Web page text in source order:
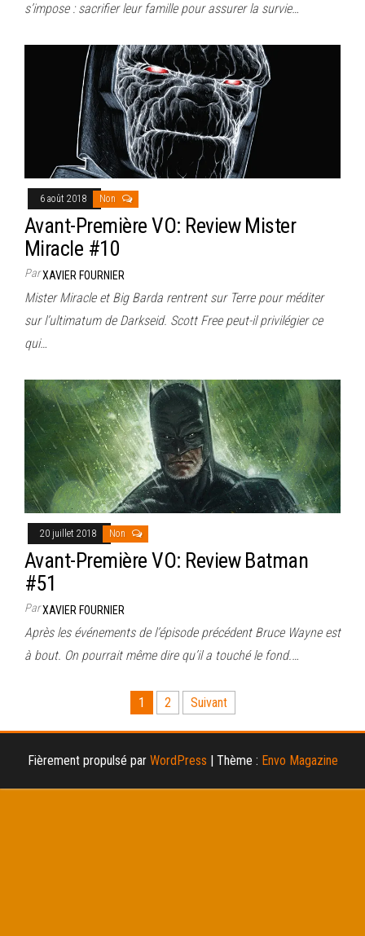
s’impose : sacrifier leur famille pour assurer la survie…
6 août 2018 Non
Avant-Première VO: Review Mister
Miracle #10
ParXAVIER FOURNIER
Mister Miracle et Big Barda rentrent sur Terre pour méditer
sur l’ultimatum de Darkseid. Scott Free peut-il privilégier ce
qui…
20 juillet 2018 Non
Avant-Première VO: Review Batman
#51
ParXAVIER FOURNIER
Après les événements de l’épisode précédent Bruce Wayne est
à bout. On pourrait même dire qu’il a touché le fond.…
des
publications
1 2 Suivant
Fièrement propulsé par WordPress | Thème : Envo Magazine